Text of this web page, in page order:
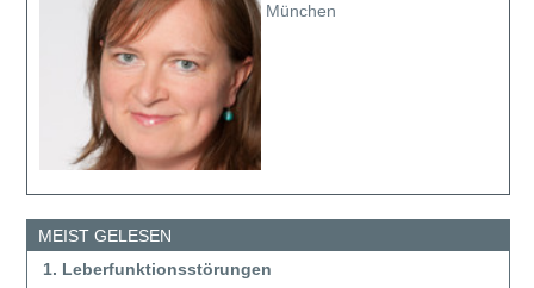
München
MEIST GELESEN
1. Leberfunktionsstörungen